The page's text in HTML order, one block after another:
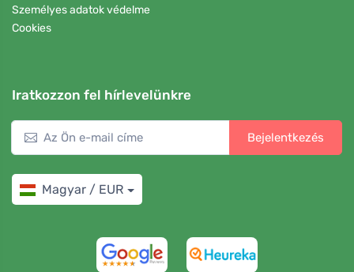
Személyes adatok védelme
Cookies
Iratkozzon fel hírlevelünkre
Bejelentkezés
Magyar / EUR